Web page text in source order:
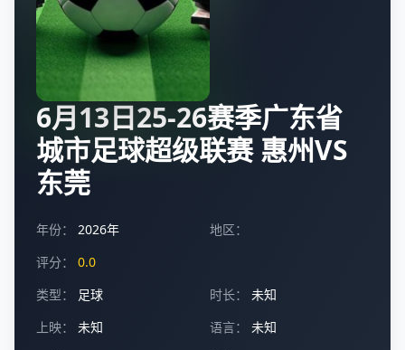
6月13日25-26赛季广东省
城市足球超级联赛 惠州VS
东莞
年份： 2026年
地区：
评分：
0.0
类型：
足球 时长：
未知
上映：
未知 语言：
未知